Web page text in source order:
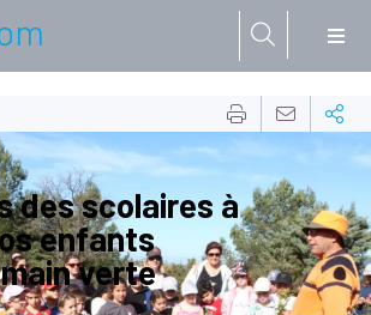
des scolaires à
enfants
verte